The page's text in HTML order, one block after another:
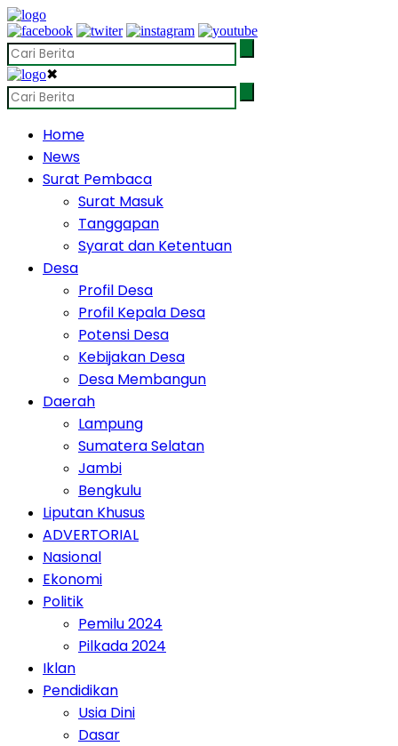
✖
Home
News
Surat Pembaca
Surat Masuk
Tanggapan
Syarat dan Ketentuan
Desa
Profil Desa
Profil Kepala Desa
Potensi Desa
Kebijakan Desa
Desa Membangun
Daerah
Lampung
Sumatera Selatan
Jambi
Bengkulu
Liputan Khusus
ADVERTORIAL
Nasional
Ekonomi
Politik
Pemilu 2024
Pilkada 2024
Iklan
Pendidikan
Usia Dini
Dasar